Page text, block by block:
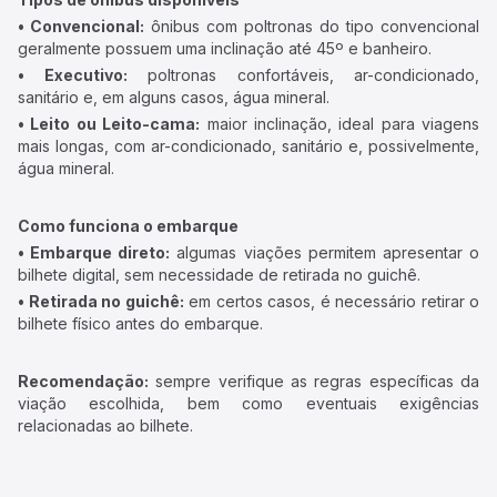
• Convencional: ônibus com poltronas do tipo convencional
geralmente possuem uma inclinação até 45º e banheiro.
• Executivo: poltronas confortáveis, ar-condicionado,
sanitário e, em alguns casos, água mineral.
• Leito ou Leito-cama: maior inclinação, ideal para viagens
mais longas, com ar-condicionado, sanitário e, possivelmente,
água mineral.
Como funciona o embarque
• Embarque direto: algumas viações permitem apresentar o
bilhete digital, sem necessidade de retirada no guichê.
• Retirada no guichê: em certos casos, é necessário retirar o
bilhete físico antes do embarque.
Recomendação: sempre verifique as regras específicas da
viação escolhida, bem como eventuais exigências
relacionadas ao bilhete.